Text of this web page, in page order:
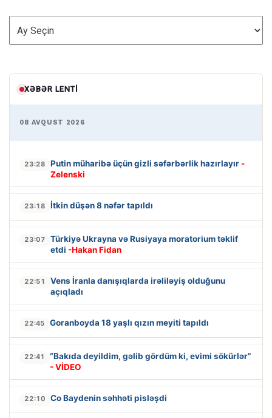
ARXİV
XƏBƏR LENTI
08 AVQUST 2026
23:28 Putin müharibə üçün gizli səfərbərlik hazırlayır -
Zelenski
23:18 İtkin düşən 8 nəfər tapıldı
23:07
Türkiyə Ukrayna və Rusiyaya moratorium təklif
etdi -Hakan Fidan
22:51
Vens İranla danışıqlarda irəliləyiş olduğunu
açıqladı
22:45 Goranboyda 18 yaşlı qızın meyiti tapıldı
22:41
“Bakıda deyildim, gəlib gördüm ki, evimi sökürlər”
- VİDEO
22:10 Co Baydenin səhhəti pisləşdi